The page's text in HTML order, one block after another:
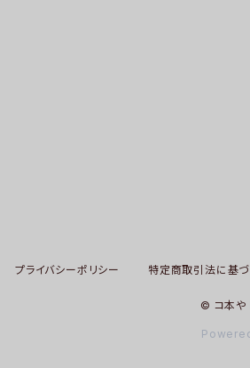
プライバシーポリシー 特定商取引法に基づ
© コ本